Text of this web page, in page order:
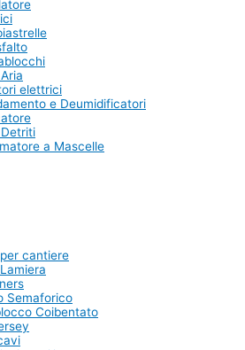
elettrici
e Deumidificatori
a Mascelle
cantiere
Semaforico
Coibentato